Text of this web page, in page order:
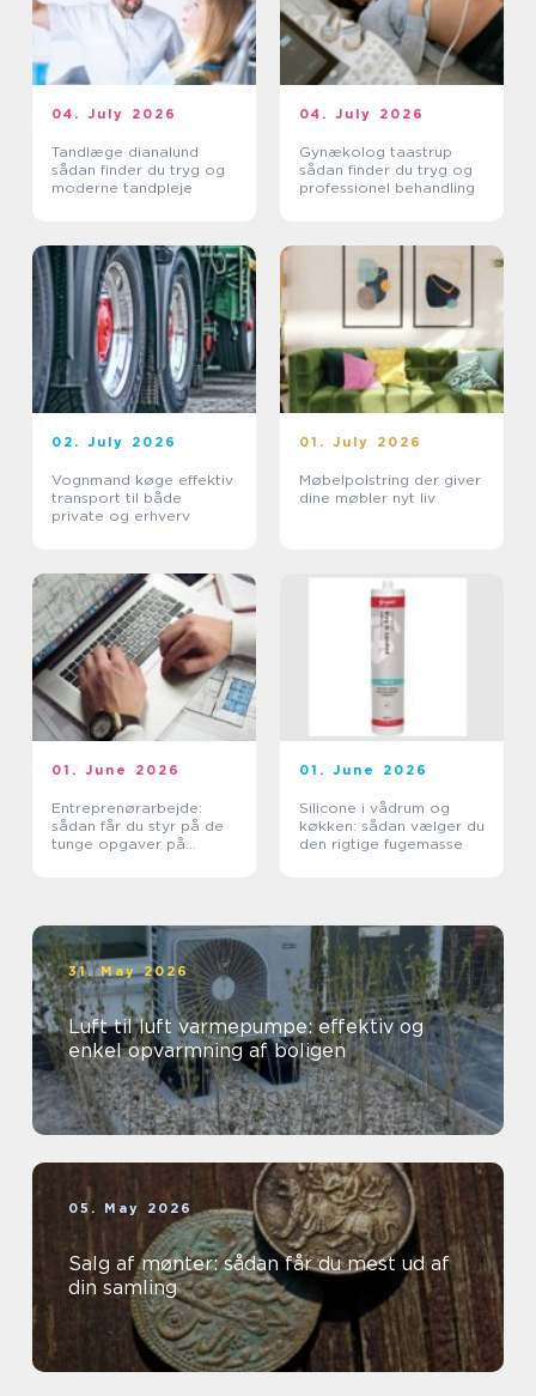
04. July 2026
Tandlæge dianalund
sådan finder du tryg og
moderne tandpleje
04. July 2026
Gynækolog taastrup
sådan finder du tryg og
professionel behandling
02. July 2026
Vognmand køge effektiv
transport til både
private og erhverv
01. July 2026
Møbelpolstring der giver
dine møbler nyt liv
01. June 2026
Entreprenørarbejde:
sådan får du styr på de
tunge opgaver på
01. June 2026
Silicone i vådrum og
køkken: sådan vælger du
den rigtige fugemasse
31. May 2026
Luft til luft varmepumpe: effektiv og
enkel opvarmning af boligen
05. May 2026
Salg af mønter: sådan får du mest ud af
din samling